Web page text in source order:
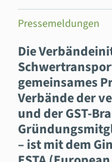
Pressemeldungen
Die
gemeinsames
Verbände der
und der GST-
– ist mit dem